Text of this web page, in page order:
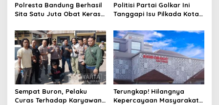
Polresta Bandung Berhasil
Sita Satu Juta Obat Keras
Kasus Narkoba
Politisi Partai Golkar Ini
Tanggapi Isu Pilkada Kota
Sempat Buron, Pelaku
Curas Terhadap Karyawan
Terungkap! Hilangnya
Kepercayaan Masyarakat